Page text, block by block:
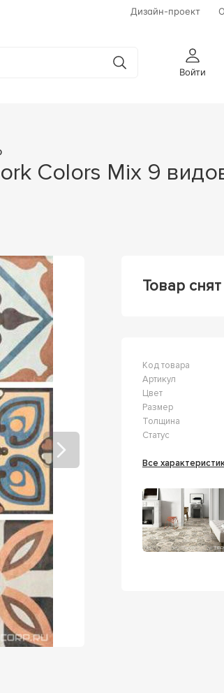
Дизайн-проект
Войти
Товар
Код товара
Артикул
Цвет
Размер
Толщина
Статус
Все